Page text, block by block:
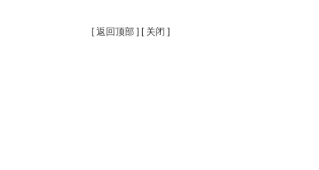
[返回顶部 ] [ 关闭 ]